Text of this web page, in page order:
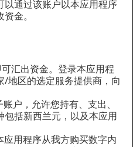
以通过该账户以本应用程序
金。
可汇出资金。登录本应用程
/地区的选定服务提供商，向
户，允许您持有、支出、
括新西兰元，以及本应用
应用程序从我方购买数字内